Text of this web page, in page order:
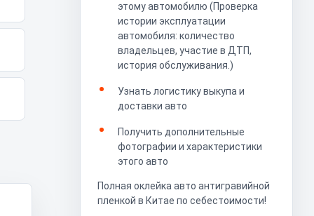
этому автомобилю (Проверка
истории эксплуатации
автомобиля: количество
владельцев, участие в ДТП,
история обслуживания.)
Узнать логистику выкупа и
доставки авто
Получить дополнительные
фотографии и характеристики
этого авто
Полная оклейка авто антигравийной
пленкой в Китае по себестоимости!